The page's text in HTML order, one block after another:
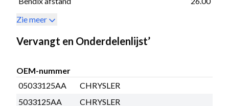
Zie meer
Vervangt en Onderdelenlijst’
OEM-nummer
05033125AA
CHRYSLER
5033125AA
CHRYSLER